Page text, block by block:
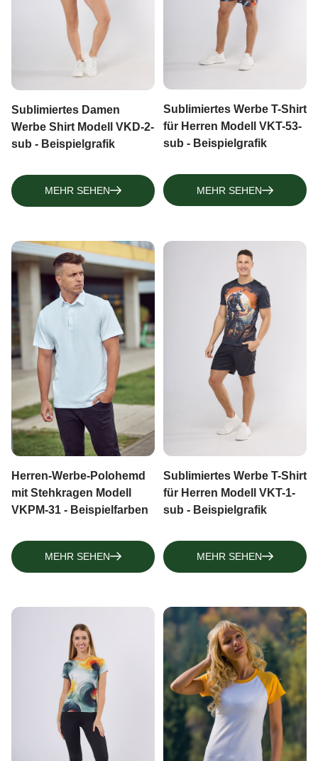
Sublimiertes Damen
Werbe Shirt Modell VKD-2-
sub - Beispielgrafik
MEHR SEHEN
Sublimiertes Werbe T-Shirt
für Herren Modell VKT-53-
sub - Beispielgrafik
MEHR SEHEN
Herren-Werbe-Polohemd
mit Stehkragen Modell
VKPM-31 - Beispielfarben
MEHR SEHEN
Sublimiertes Werbe T-Shirt
für Herren Modell VKT-1-
sub - Beispielgrafik
MEHR SEHEN